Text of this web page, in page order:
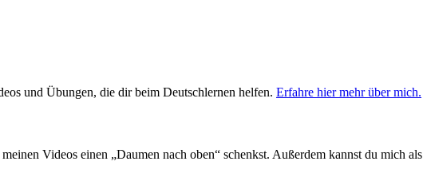
und Übungen, die dir beim Deutschlernen helfen. Erfahre hier mehr über mich.
Videos einen „Daumen nach oben“ schenkst. Außerdem kannst du mich als